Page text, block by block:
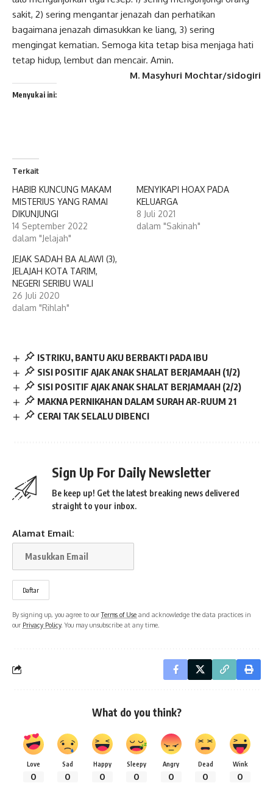
sakit, 2) sering mengantar jenazah dan perhatikan
bagaimana jenazah dimasukkan ke liang, 3) sering
mengingat kematian. Semoga kita tetap bisa menjaga hati
tetap hidup, lembut dan mencair. Amin.
M. Masyhuri Mochtar/sidogiri
Menyukai ini:
Terkait
HABIB KUNCUNG MAKAM
MISTERIUS YANG RAMAI
DIKUNJUNGI
14 September 2022
dalam "Jelajah"
MENYIKAPI HOAX PADA
KELUARGA
8 Juli 2021
dalam "Sakinah"
JEJAK SADAH BA ALAWI (3),
JELAJAH KOTA TARIM,
NEGERI SERIBU WALI
26 Juli 2020
dalam "Rihlah"
ISTRIKU, BANTU AKU BERBAKTI PADA IBU
SISI POSITIF AJAK ANAK SHALAT BERJAMAAH (1/2)
SISI POSITIF AJAK ANAK SHALAT BERJAMAAH (2/2)
MAKNA PERNIKAHAN DALAM SURAH AR-RUUM 21
CERAI TAK SELALU DIBENCI
Sign Up For Daily Newsletter
Be keep up! Get the latest breaking news delivered
straight to your inbox.
Alamat Email:
By signing up, you agree to ourTerms of Use and acknowledge the data practices in
our Privacy Policy. You may unsubscribe at any time.
What do you think?
Love
0
Sad
0
Happy
0
Sleepy
0
Angry
0
Dead
0
Wink
0